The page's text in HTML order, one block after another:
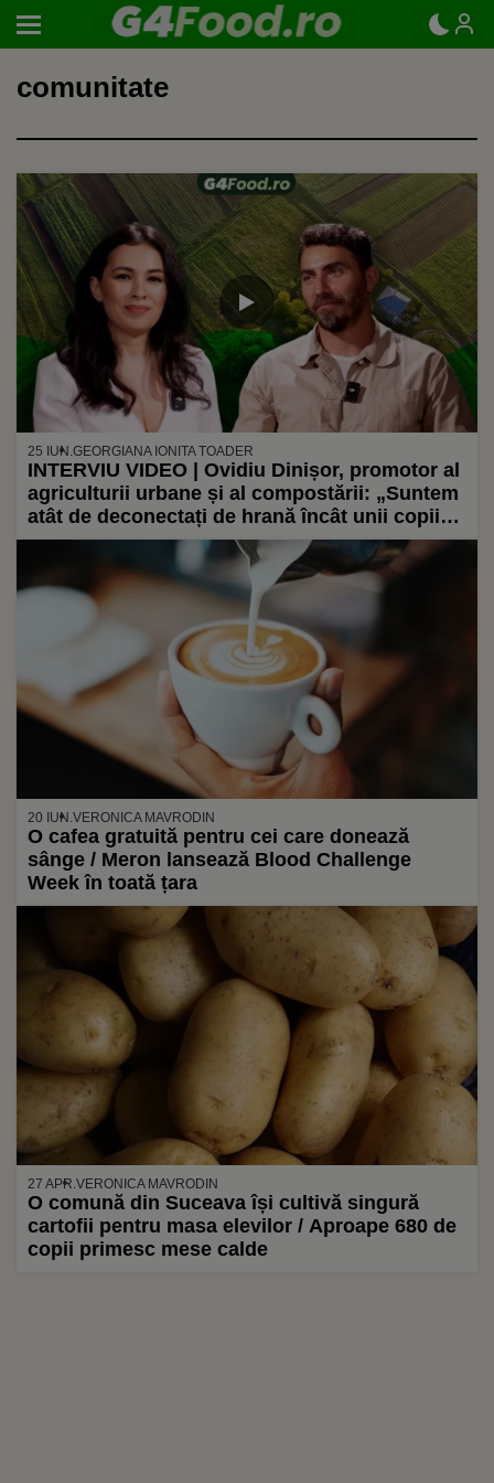
comunitate
25 IUN.GEORGIANA IONITA TOADER
INTERVIU VIDEO | Ovidiu Dinișor, promotor al
agriculturii urbane și al compostării: „Suntem
atât de deconectați de hrană încât unii copii
cred că laptele vine din cutie” / Cum ne poate
schimba viața o simplă jardinieră cu roșii
20 IUN.VERONICA MAVRODIN
O cafea gratuită pentru cei care donează
sânge / Meron lansează Blood Challenge
Week în toată țara
27 APR. VERONICA MAVRODIN
O comună din Suceava își cultivă singură
cartofii pentru masa elevilor / Aproape 680 de
copii primesc mese calde